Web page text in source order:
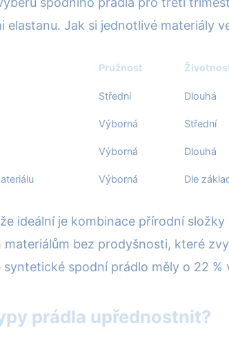
elastanu. Jak si jednotlivé materiály
Pružnost
Střední Dlouhá
Výborná Střední
Výborná Dlouhá
Výborná Dle
ideální je kombinace přírodní
bez prodyšnosti, které
spodní prádlo měly o 22
prádla upřednostnit?